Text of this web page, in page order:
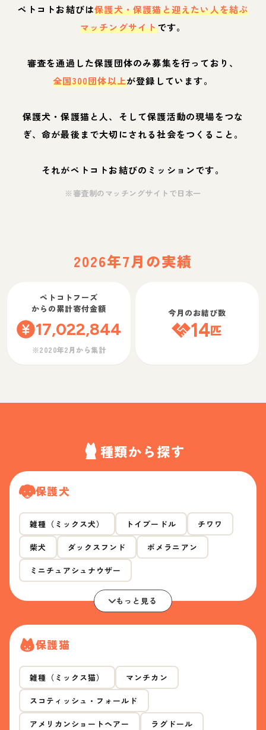
ペトコトお結びは保護犬・保護猫と迎えたい人を結ぶ
マッチングサイトです。
審査を通過した保護団体のみ募集を行っており、
全国300団体以上が登録しています。
保護犬・保護猫と人、そして保護活動の現場をつな
ぎ、命が最後まで大切にされる社会をつくること。
それがペトコトお結びのミッションです。
※審査制のマッチングサイトで日本一
2026年7月の実績
ペトコトフーズ
からの累計寄付金額
17,022,844
※2020年2月から集計
今月のお結び数
14匹
種類から探す
保護犬
雑種（ミックス犬） トイプードル チワワ
柴犬 ダックスフンド ポメラニアン
ミニチュアシュナウザー
もっと見る
保護猫
雑種（ミックス猫） マンチカン
スコティッシュ・フォールド
アメリカンショートヘアー ラグドール